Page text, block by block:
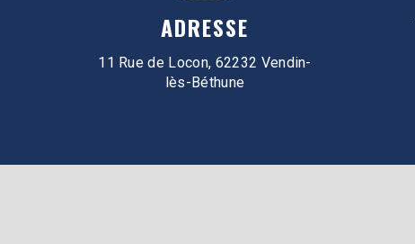
ADRESSE
11 Rue de Locon, 62232 Vendin-
lès-Béthune